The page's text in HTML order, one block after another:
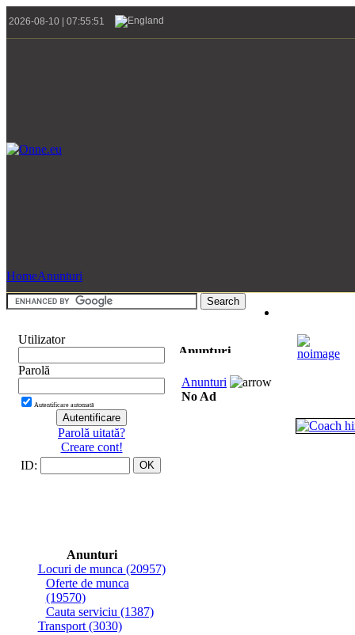
2026-08-10 | 07:55:51
HomeAnunturi
Utilizator
Parolă
Autentificare automată
Parolă uitată?
Creare cont!
ID:
Anunturi
Locuri de munca (20957)
Oferte de munca
(19570)
Cauta serviciu (1387)
Transport (3030)
Anunturi
Anunturi
No Ad